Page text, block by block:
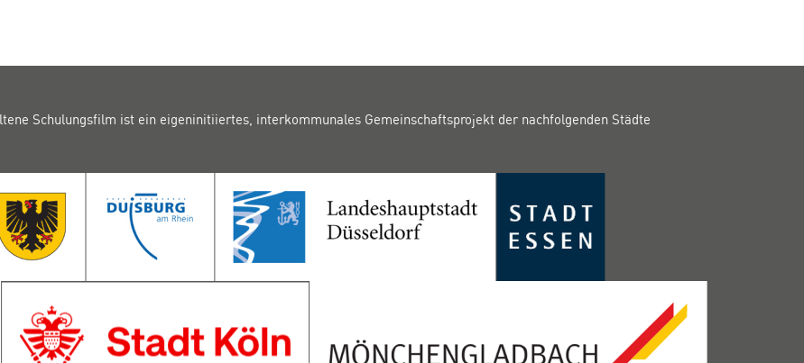
Schulungsfilm ist ein eigeninitiiertes, interkommunales Gemeinschaftsprojekt der nachfolgenden Städte